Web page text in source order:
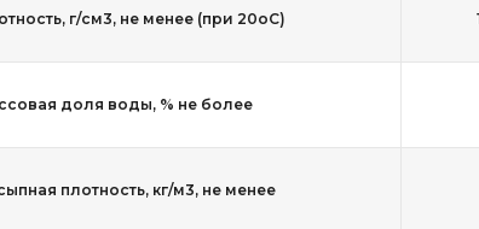
г/см3, не менее (при 20оС)
доля воды, % не более
плотность, кг/м3, не менее